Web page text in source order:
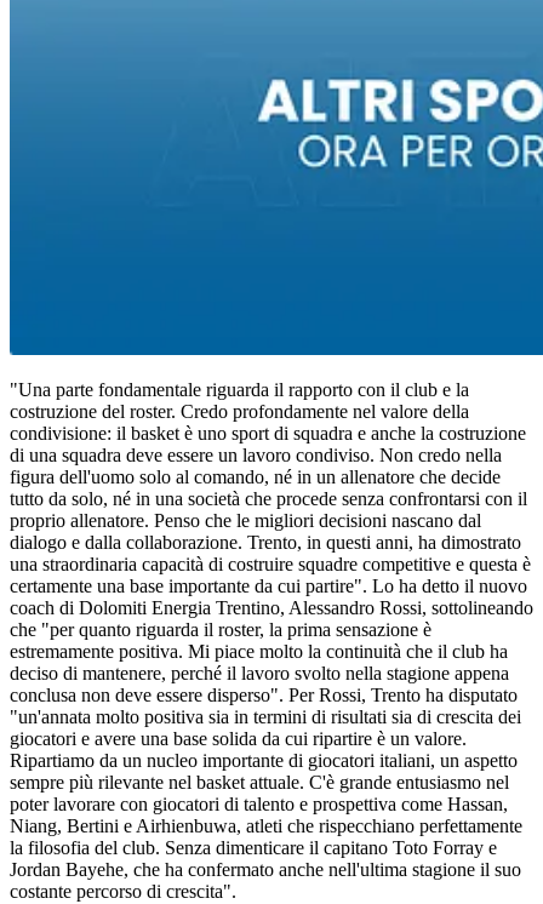
"Una parte fondamentale riguarda il rapporto con il club e la
costruzione del roster. Credo profondamente nel valore della
condivisione: il basket è uno sport di squadra e anche la costruzione
di una squadra deve essere un lavoro condiviso. Non credo nella
figura dell'uomo solo al comando, né in un allenatore che decide
tutto da solo, né in una società che procede senza confrontarsi con il
proprio allenatore. Penso che le migliori decisioni nascano dal
dialogo e dalla collaborazione. Trento, in questi anni, ha dimostrato
una straordinaria capacità di costruire squadre competitive e questa è
certamente una base importante da cui partire". Lo ha detto il nuovo
coach di Dolomiti Energia Trentino, Alessandro Rossi, sottolineando
che "per quanto riguarda il roster, la prima sensazione è
estremamente positiva. Mi piace molto la continuità che il club ha
deciso di mantenere, perché il lavoro svolto nella stagione appena
conclusa non deve essere disperso". Per Rossi, Trento ha disputato
"un'annata molto positiva sia in termini di risultati sia di crescita dei
giocatori e avere una base solida da cui ripartire è un valore.
Ripartiamo da un nucleo importante di giocatori italiani, un aspetto
sempre più rilevante nel basket attuale. C'è grande entusiasmo nel
poter lavorare con giocatori di talento e prospettiva come Hassan,
Niang, Bertini e Airhienbuwa, atleti che rispecchiano perfettamente
la filosofia del club. Senza dimenticare il capitano Toto Forray e
Jordan Bayehe, che ha confermato anche nell'ultima stagione il suo
costante percorso di crescita".